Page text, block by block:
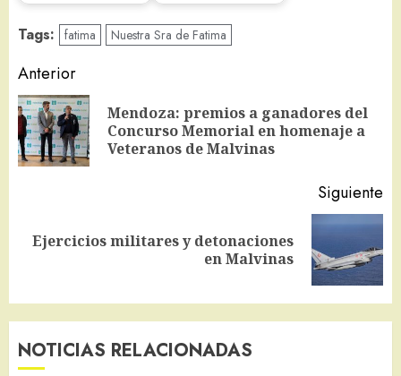
Tags: fatima Nuestra Sra de Fatima
Navegación
de
entradas
Anterior
Mendoza: premios a ganadores del
Concurso Memorial en homenaje a
Veteranos de Malvinas
Siguiente
Siguiente
Ejercicios militares y detonaciones
en Malvinas
NOTICIAS RELACIONADAS